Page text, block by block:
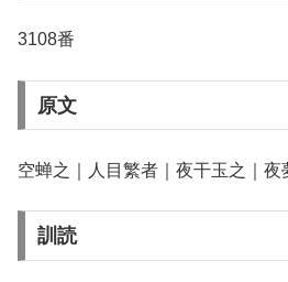
3108番
原文
空蝉之｜人目繁者｜夜干玉之｜夜
訓読